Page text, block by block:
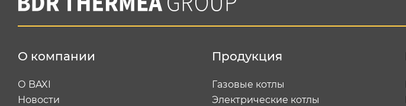
О компании
О BAXI
Новости
Продукция
Газовые котлы
Электрические котлы